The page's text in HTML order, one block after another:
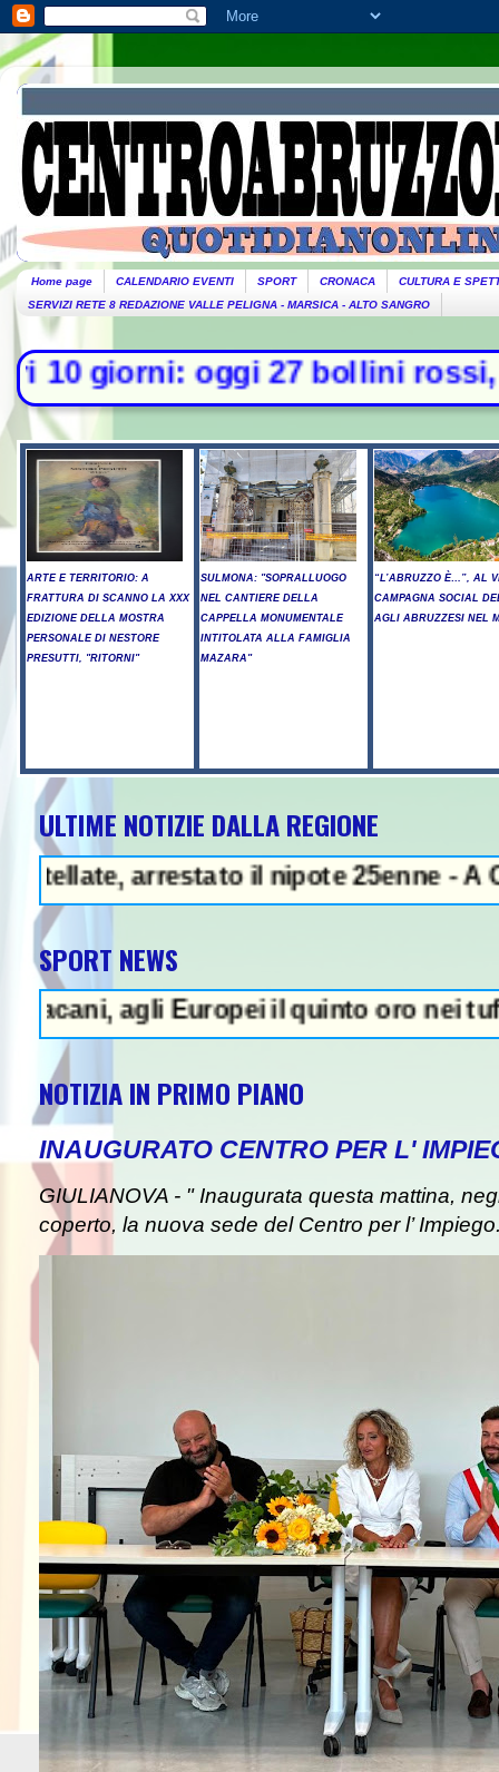
Home page CALENDARIO EVENTI SPORT CRONACA
CULTURA E
SERVIZI RETE 8 REDAZIONE VALLE PELIGNA - MARSICA - ALTO SANGRO
oggi 27 bollini rossi,
ARTE E TERRITORIO: A
FRATTURA DI SCANNO LA XXX
EDIZIONE DELLA MOSTRA
PERSONALE DI NESTORE
PRESUTTI, "RITORNI"
SULMONA: "SOPRALLUOGO
NEL CANTIERE DELLA
CAPPELLA MONUMENTALE
INTITOLATA ALLA FAMIGLIA
MAZARA"
“L’ABRUZZO È…”, AL
CAMPAGNA SOCIAL
AGLI ABRUZZESI NEL
ULTIME NOTIZIE DALLA REGIONE
arrestato il nipote 25enne - A
SPORT NEWS
agli Europei il quinto oro nei tuffi
NOTIZIA IN PRIMO PIANO
INAUGURATO CENTRO PER L'
GIULIANOVA - " Inaugurata questa mattina,
coperto, la nuova sede del Centro per l’
- Arresto illegale e peculato,